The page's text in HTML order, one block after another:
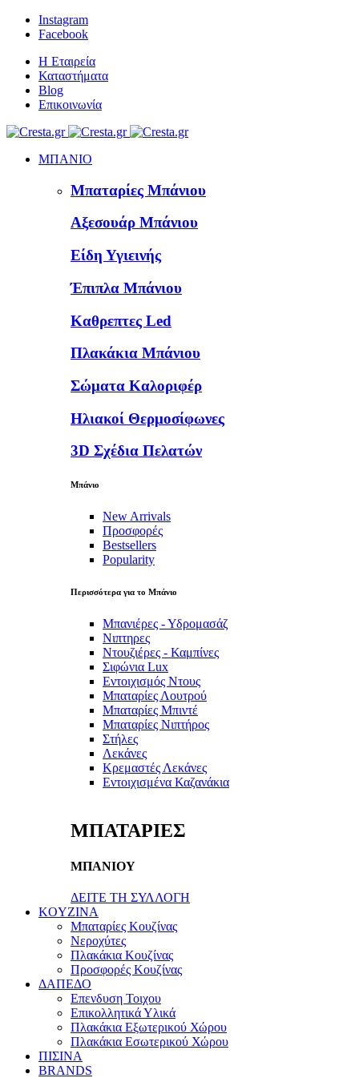
Instagram
Facebook
Η Εταιρεία
Καταστήματα
Blog
Επικοινωνία
ΜΠΑΝΙΟ
Μπαταρίες Μπάνιου
Αξεσουάρ Μπάνιου
Είδη Υγιεινής
Έπιπλα Μπάνιου
Καθρεπτες Led
Πλακάκια Μπάνιου
Σώματα Καλοριφέρ
Ηλιακοί Θερμοσίφωνες
3D Σχέδια Πελατών
Μπάνιο
New Arrivals
Προσφορές
Bestsellers
Popularity
Περισσότερα για το Μπάνιο
Μπανιέρες - Υδρομασάζ
Νιπτηρες
Ντουζιέρες - Καμπίνες
Σιφώνια Lux
Εντοιχισμός Ντους
Μπαταρίες Λουτρού
Μπαταρίες Μπιντέ
Μπαταρίες Νιπτήρος
Στήλες
Λεκάνες
Κρεμαστές Λεκάνες
Εντοιχισμένα Καζανάκια
ΜΠΑΤΑΡΙΕΣ
ΜΠΑΝΙΟΥ
ΔΕΙΤΕ ΤΗ ΣΥΛΛΟΓΗ
KOYZINA
Μπαταρίες Κουζίνας
Νεροχύτες
Πλακάκια Κουζίνας
Προσφορές Κουζίνας
ΔΑΠΕΔΟ
Επενδυση Τοιχου
Επικολλητικά Υλικά
Πλακάκια Εξωτερικού Χώρου
Πλακάκια Εσωτερικού Χώρου
ΠΙΣΙΝΑ
BRANDS